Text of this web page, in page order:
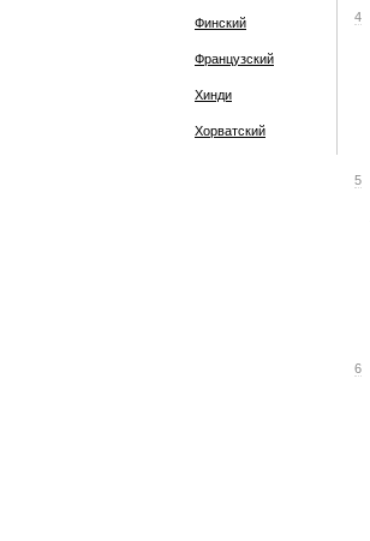
Финский
Французский
Хинди
Хорватский
4
5
6